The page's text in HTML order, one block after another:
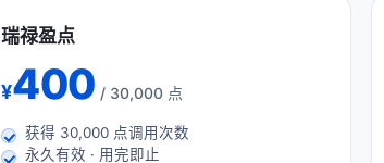
瑞禄盈点
¥400 / 30,000 点
获得 30,000 点调用次数
永久有效 · 用完即止